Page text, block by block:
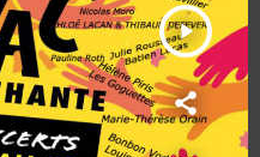
play_arrow